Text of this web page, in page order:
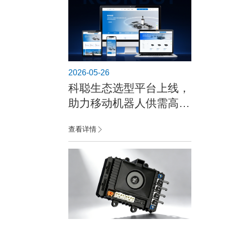
2026-05-26
科聪生态选型平台上线，
助力移动机器人供需高效
查看详情